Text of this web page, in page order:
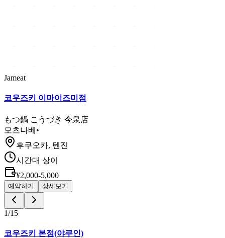
Jameat
코우즈키 이마이즈미점
もつ鍋 こうづき 今泉店
모츠나베 •
후쿠오카, 텐진
시간대 상이
¥2,000-5,000
예약하기 상세보기
1/15
코우즈키 본점(야쿠인)